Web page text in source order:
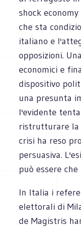
shock
che sta
italiano e
opposizioni.
economici e
dispositivo
una presunta
l'evidente
ristrutturare la
crisi ha reso
persuasiva.
può essere
In Italia i
elettorali di
de Magistris